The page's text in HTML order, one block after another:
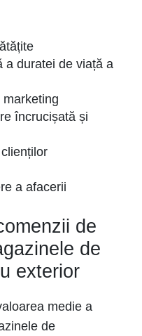
a duratei de viață a
încrucișată și
a afacerii
de
de
exterior
medie a
de